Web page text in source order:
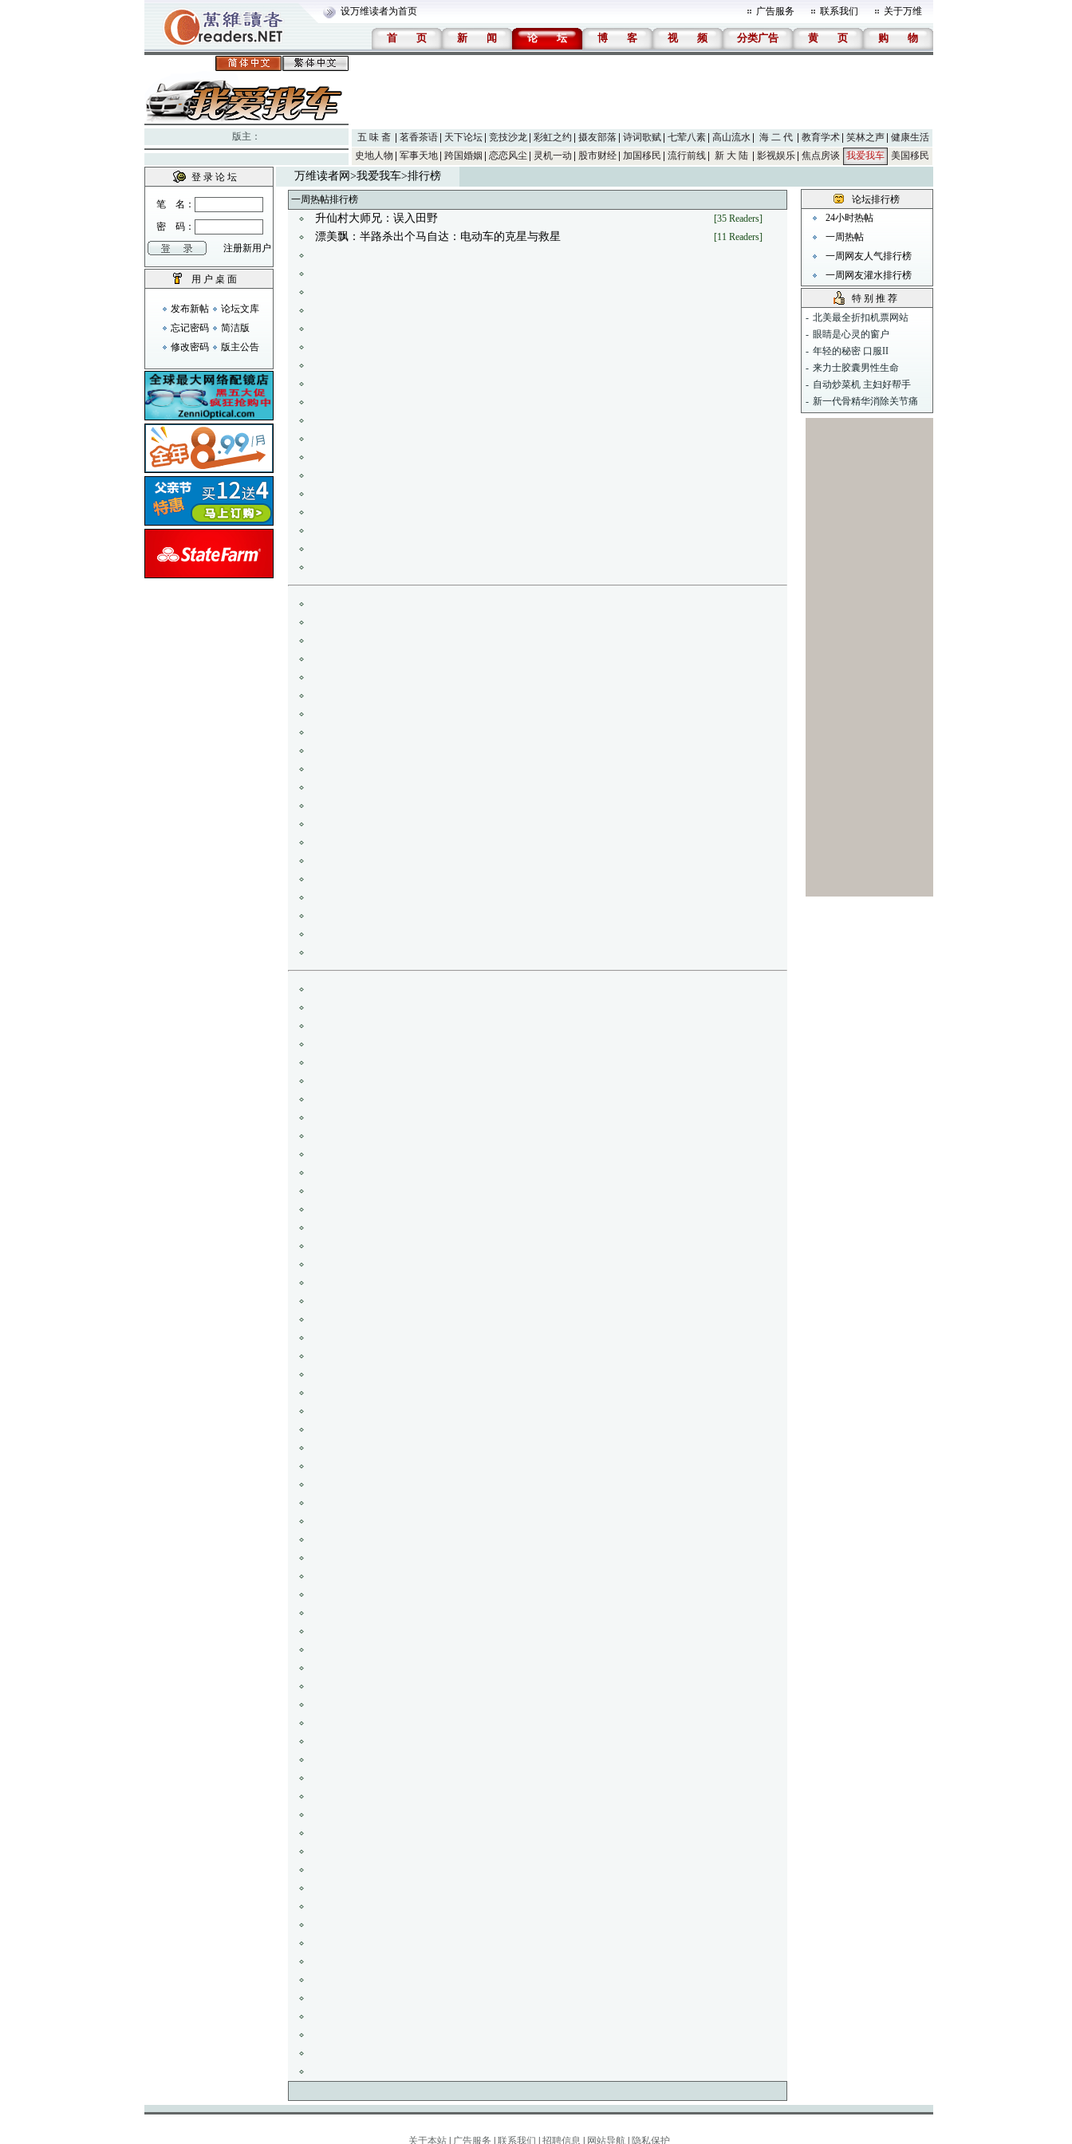
设万维读者为首页 广告服务 联系我们 关于万维
首 页 新 闻 论 坛 博 客 视 频 分类广告 黄 页 购 物
版主： 五 味 斋 茗香茶语 天下论坛 竞技沙龙 彩虹之约 摄友部落 诗词歌赋 七荤八素 高山流水 海 二 代 教育学术 笑林之声 健康生活
史地人物
军事天地 跨国婚姻 恋恋风尘 灵机一动 股市财经 加国移民 流行前线 新 大 陆 影视娱乐 焦点房谈 我爱我车 美国移民
登 录 论 坛
笔 名：
密 码：
注册新用户
用 户 桌 面
发布新帖
论坛文库
忘记密码
简洁版
修改密码
版主公告
万维读者网 >我爱我车>排行榜
一周热帖排行榜
升仙村大师兄：误入田野 [35 Readers]
漂美飘：半路杀出个马自达：电动车的克星与救星 [11 Readers]
论坛排行榜
24小时热帖
一周热帖
一周网友人气排行榜
一周网友灌水排行榜
特 别 推 荐
- 北美最全折扣机票网站
- 眼睛是心灵的窗户
- 年轻的秘密 口服II
- 来力士胶囊男性生命
- 自动炒菜机 主妇好帮手
- 新一代骨精华消除关节痛
关于本站| 广告服务 联系我们 招聘信息 网站导航| 隐私保护